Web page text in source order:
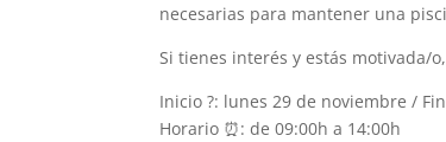
necesarias para mantener una
Si tienes interés y estás motivada/
Inicio ?: lunes 29 de noviembre /
Horario ⏰: de 09:00h a 14:00h